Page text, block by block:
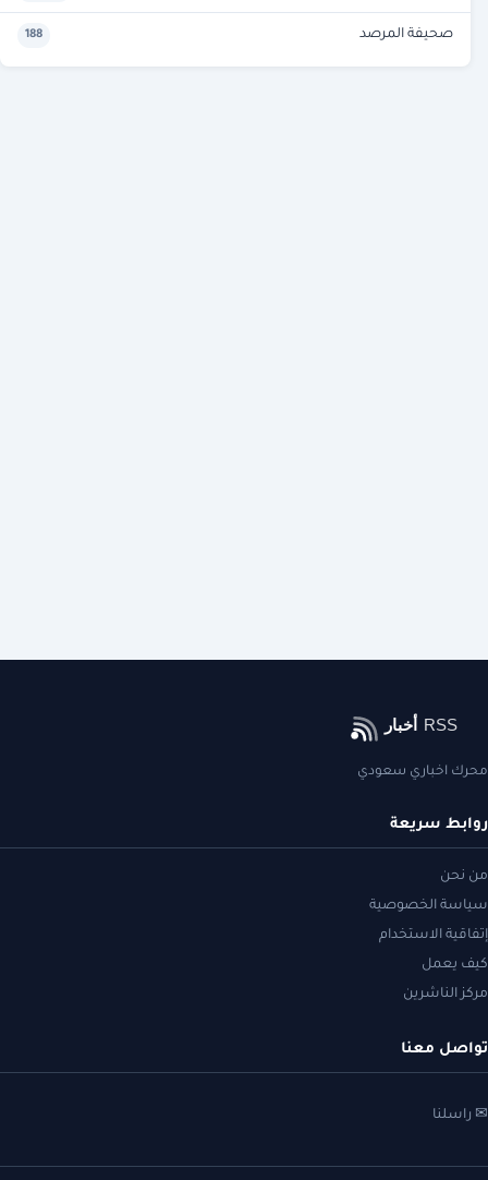
صحيفة المرصد 188
محرك اخباري سعودي
روابط سريعة
من نحن
سياسة الخصوصية
إتفاقية الاستخدام
كيف يعمل
مركز الناشرين
تواصل معنا
✉ راسلنا